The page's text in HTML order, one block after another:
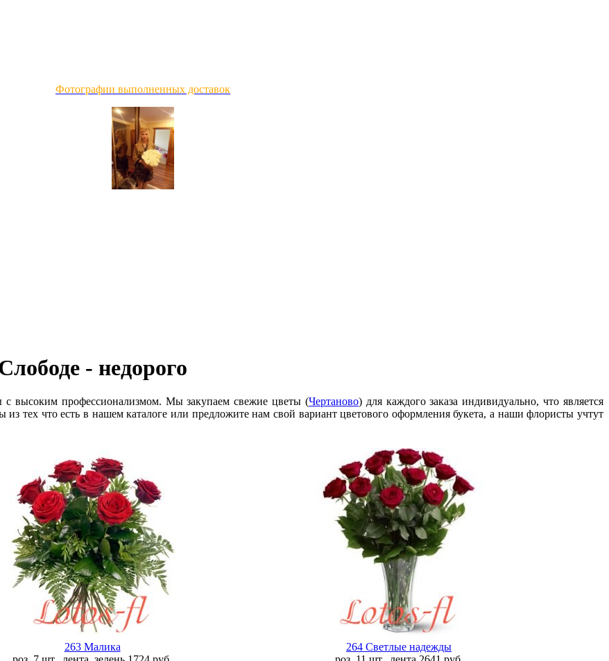
Фотографии выполненных доставок
- недорого
высоким профессионализмом. Мы закупаем свежие цветы (Чертаново) для каждого заказа индивидуально, что является
из тех что есть в нашем каталоге или предложите нам свой вариант цветового оформления букета, а наши флористы учтут
263 Малика
264 Светлые надежды